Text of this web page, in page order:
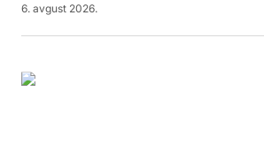
6. avgust 2026.